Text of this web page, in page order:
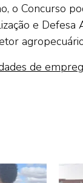
o Concurso
e
de